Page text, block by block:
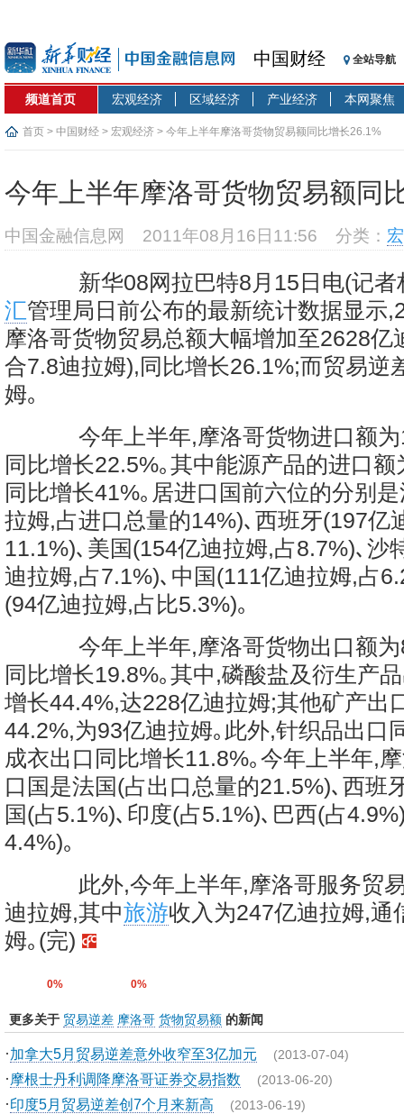
中国财经 全站导航
频道首页 宏观经济 区域经济 产业经济 本网聚焦
首页 > 中国财经 > 宏观经济 > 今年上半年摩洛哥货物贸易额同比增长26.1%
今年上半年摩洛哥货物贸易额同
中国金融信息网 2011年08月16日11:56 分类：
新华08网拉巴特8月15日电(记者
汇管理局日前公布的最新统计数据显示
摩洛哥货物贸易总额大幅增加至2628亿
合7.8迪拉姆),同比增长26.1%;而贸易逆
姆｡
今年上半年,摩洛哥货物进口额为
同比增长22.5%｡其中能源产品的进口
同比增长41%｡居进口国前六位的分别
拉姆,占进口总量的14%)､西班牙(197亿
11.1%)､美国(154亿迪拉姆,占8.7%)､沙
迪拉姆,占7.1%)､中国(111亿迪拉姆,占
(94亿迪拉姆,占比5.3%)｡
今年上半年,摩洛哥货物出口额为
同比增长19.8%｡其中,磷酸盐及衍生产
增长44.4%,达228亿迪拉姆;其他矿产出
44.2%,为93亿迪拉姆｡此外,针织品出口
成衣出口同比增长11.8%｡今年上半年,
口国是法国(占出口总量的21.5%)､西班
国(占5.1%)､印度(占5.1%)､巴西(占
4.4%)｡
此外,今年上半年,摩洛哥服务贸
迪拉姆,其中旅游收入为247亿迪拉姆,通
姆｡(完)
0% 0%
更多关于 贸易逆差 摩洛哥 货物贸易额 的新闻
·加拿大5月贸易逆差意外收窄至3亿加元 (2013-07-04)
· 摩根士丹利调降摩洛哥证券交易指数 (2013-06-20)
·印度5月贸易逆差创7个月来新高 (2013-06-19)